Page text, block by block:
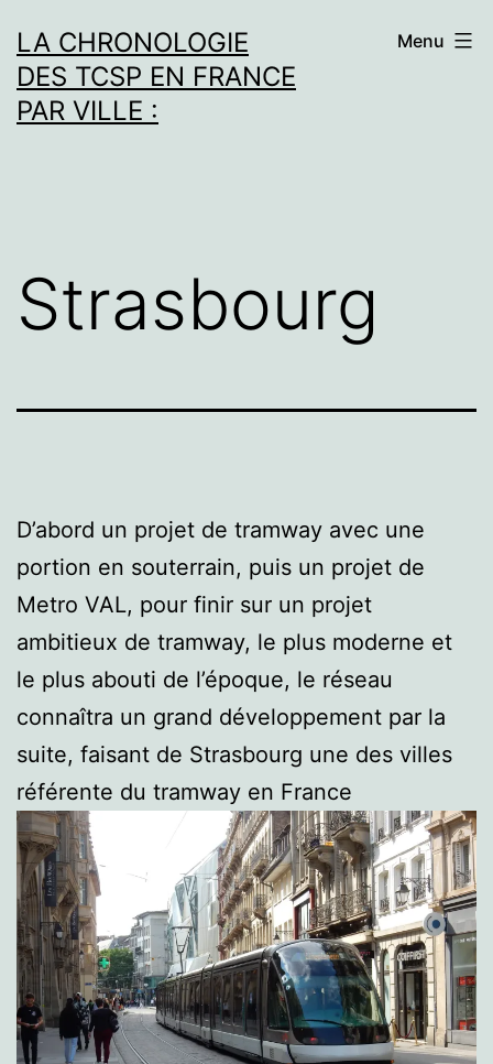
au
contenu
LA CHRONOLOGIE
DES TCSP EN FRANCE
PAR VILLE :
Menu
Strasbourg
D’abord un projet de tramway avec une
portion en souterrain, puis un projet de
Metro VAL, pour finir sur un projet
ambitieux de tramway, le plus moderne et
le plus abouti de l’époque, le réseau
connaîtra un grand développement par la
suite, faisant de Strasbourg une des villes
référente du tramway en France